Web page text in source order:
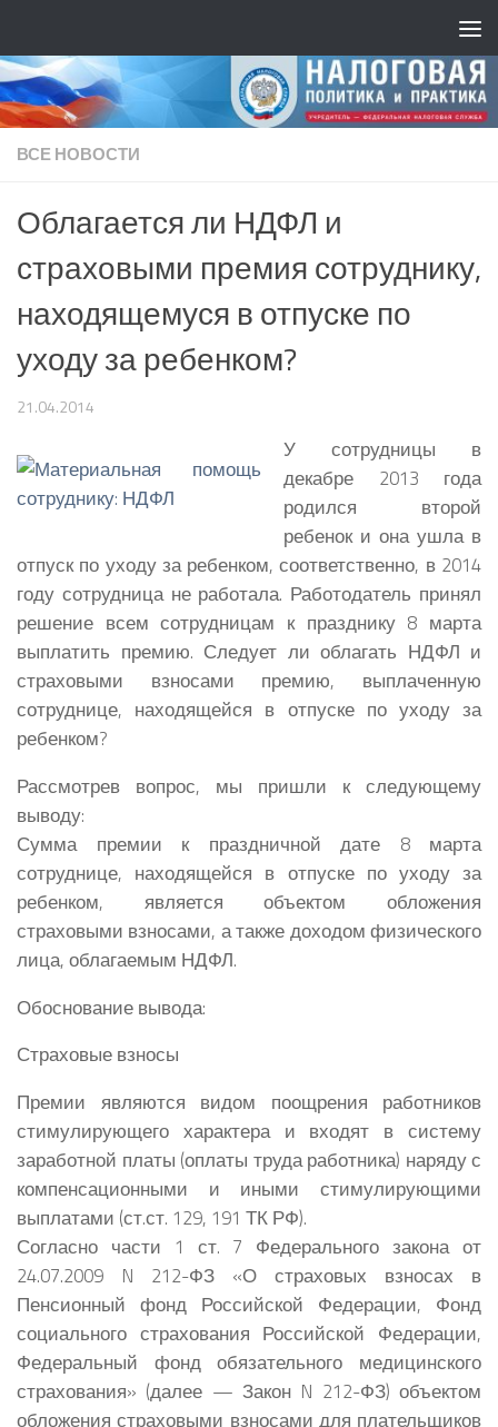
ВСЕ НОВОСТИ
Облагается ли НДФЛ и
страховыми премия сотруднику,
находящемуся в отпуске по
уходу за ребенком?
21.04.2014
У сотрудницы в
декабре 2013 года
родился второй
ребенок и она ушла в
отпуск по уходу за ребенком, соответственно, в 2014
году сотрудница не работала. Работодатель принял
решение всем сотрудницам к празднику 8 марта
выплатить премию. Следует ли облагать НДФЛ и
страховыми взносами премию, выплаченную
сотруднице, находящейся в отпуске по уходу за
ребенком?
Рассмотрев вопрос, мы пришли к следующему
выводу:
Сумма премии к праздничной дате 8 марта
сотруднице, находящейся в отпуске по уходу за
ребенком, является объектом обложения
страховыми взносами, а также доходом физического
лица, облагаемым НДФЛ.
Обоснование вывода:
Страховые взносы
Премии являются видом поощрения работников
стимулирующего характера и входят в систему
заработной платы (оплаты труда работника) наряду с
компенсационными и иными стимулирующими
выплатами (ст.ст. 129, 191 ТК РФ).
Согласно части 1 ст. 7 Федерального закона от
24.07.2009 N 212-ФЗ «О страховых взносах в
Пенсионный фонд Российской Федерации, Фонд
социального страхования Российской Федерации,
Федеральный фонд обязательного медицинского
страхования» (далее — Закон N 212-ФЗ) объектом
обложения страховыми взносами для плательщиков